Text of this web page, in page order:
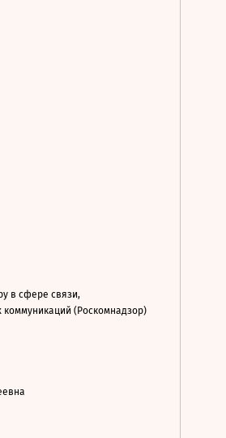
в сфере связи,
(Роскомнадзор)